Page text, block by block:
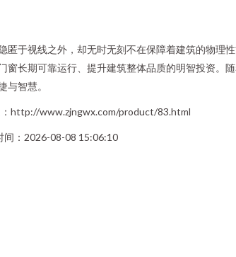
于视线之外，却无时无刻不在保障着建筑的物理
长期可靠运行、提升建筑整体品质的明智投资。
智慧。
http://www.zjngwx.com/product/83.html
间：2026-08-08 15:06:10